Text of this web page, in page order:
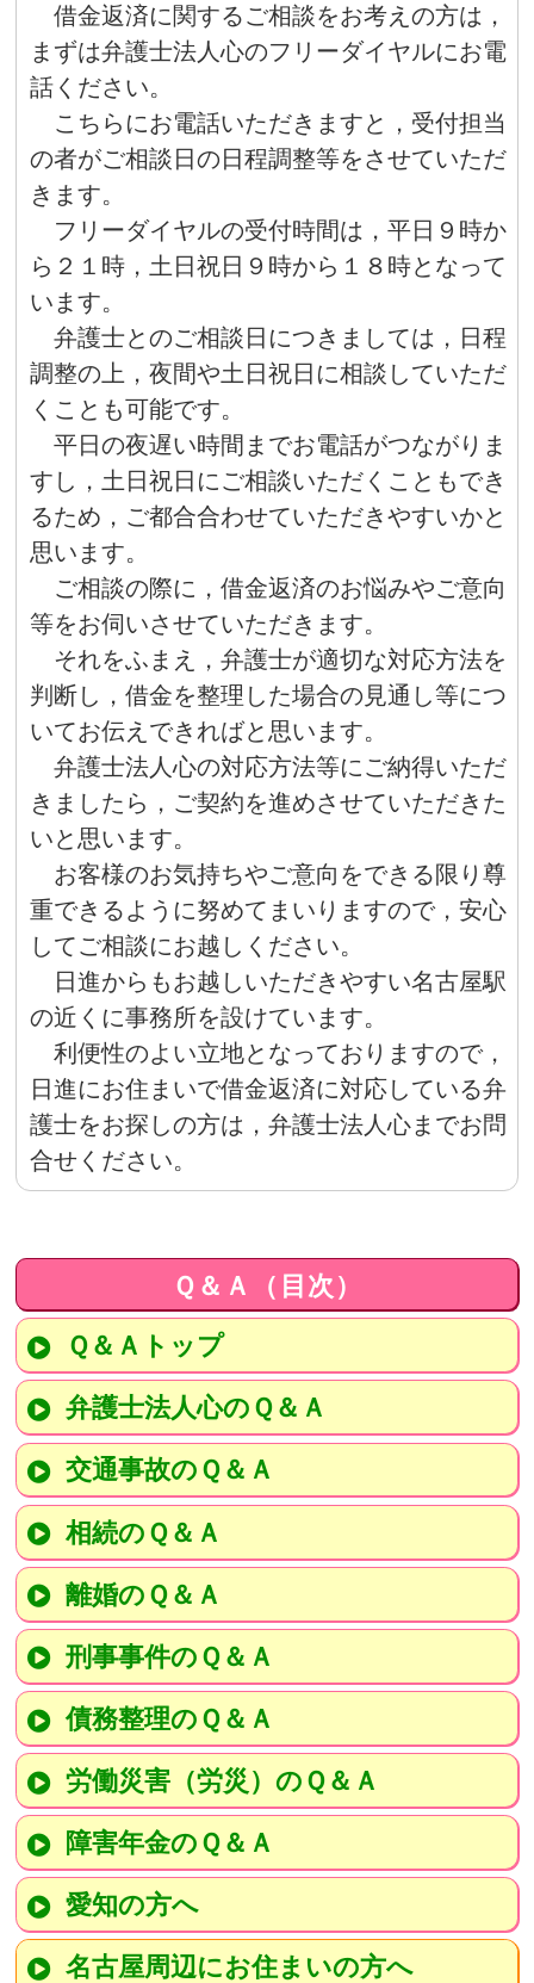
借金返済に関するご相談をお考えの方は，
まずは弁護士法人心のフリーダイヤルにお電
話ください。
こちらにお電話いただきますと，受付担当
の者がご相談日の日程調整等をさせていただ
きます。
フリーダイヤルの受付時間は，平日９時か
ら２１時，土日祝日９時から１８時となって
います。
弁護士とのご相談日につきましては，日程
調整の上，夜間や土日祝日に相談していただ
くことも可能です。
平日の夜遅い時間までお電話がつながりま
すし，土日祝日にご相談いただくこともでき
るため，ご都合合わせていただきやすいかと
思います。
ご相談の際に，借金返済のお悩みやご意向
等をお伺いさせていただきます。
それをふまえ，弁護士が適切な対応方法を
判断し，借金を整理した場合の見通し等につ
いてお伝えできればと思います。
弁護士法人心の対応方法等にご納得いただ
きましたら，ご契約を進めさせていただきた
いと思います。
お客様のお気持ちやご意向をできる限り尊
重できるように努めてまいりますので，安心
してご相談にお越しください。
日進からもお越しいただきやすい名古屋駅
の近くに事務所を設けています。
利便性のよい立地となっておりますので，
日進にお住まいで借金返済に対応している弁
護士をお探しの方は，弁護士法人心までお問
合せください。
Ｑ＆Ａ（目次）
Ｑ＆Ａトップ
弁護士法人心のＱ＆Ａ
交通事故のＱ＆Ａ
相続のＱ＆Ａ
離婚のＱ＆Ａ
刑事事件のＱ＆Ａ
債務整理のＱ＆Ａ
労働災害（労災）のＱ＆Ａ
障害年金のＱ＆Ａ
愛知の方へ
名古屋周辺にお住まいの方へ